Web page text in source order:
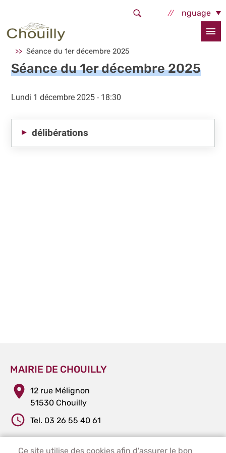
Select Language
Accueil La commune
Les séances du conseil municipal
Séance du 1er décembre 2025
Séance du 1er décembre 2025
Lundi 1 décembre 2025 - 18:30
délibérations
MAIRIE DE CHOUILLY
12 rue Mélignon
51530 Chouilly
Tel. 03 26 55 40 61
Ce site utilise des cookies afin d'assurer le bon